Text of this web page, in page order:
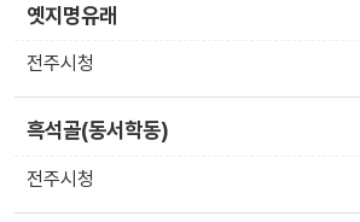
파
성
일,
옛지명유래
전주시청
흑석골(동서학동)
전주시청